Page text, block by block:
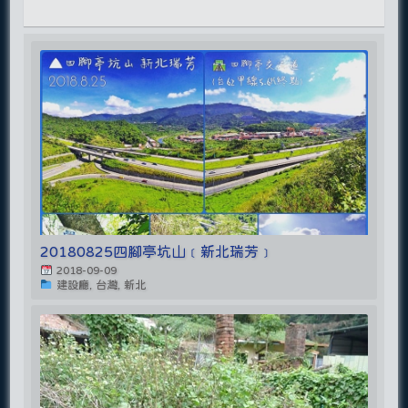
20180825四腳亭坑山﹝新北瑞芳﹞
2018-09-09
建設廳, 台灣, 新北